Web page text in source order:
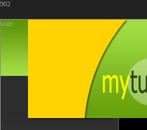
902
start